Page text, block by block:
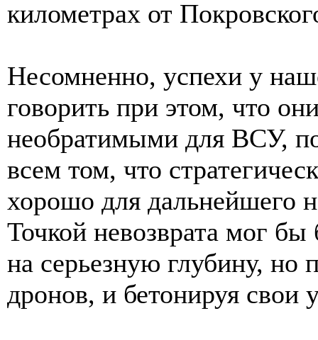
километрах от
Несомненно, успехи у
говорить при этом, что
необратимыми для ВСУ,
всем том, что
хорошо для дальнейшего
Точкой невозврата мог
на серьезную глубину, но
дронов, и бетонируя свои